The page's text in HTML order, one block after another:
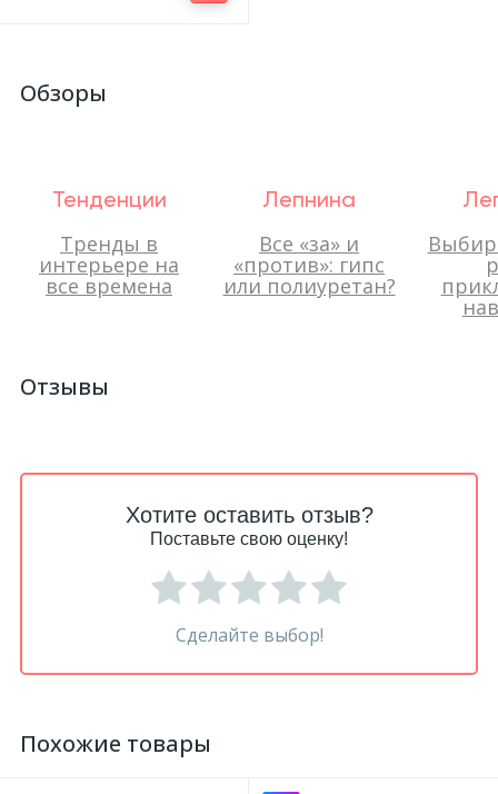
Обзоры
Тенденции
Тренды в
интерьере на
все времена
Лепнина
Все «за» и
«против»: гипс
или полиуретан?
Отзывы
Хотите оставить отзыв?
Поставьте свою оценку!
Сделайте выбор!
Похожие товары